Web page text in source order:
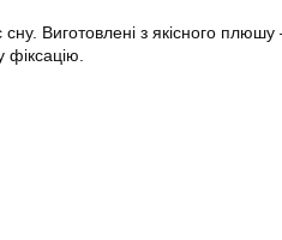
Виготовлені з якісного плюшу